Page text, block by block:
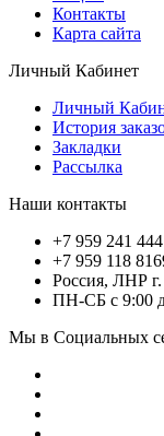
Контакты
Карта сайта
Личный Кабинет
Личный
История
Закладки
Рассылка
Наши контакты
+7 959 241
+7 959 118
Россия, ЛНР
ПН-СБ с 9:00
Мы в Социальных